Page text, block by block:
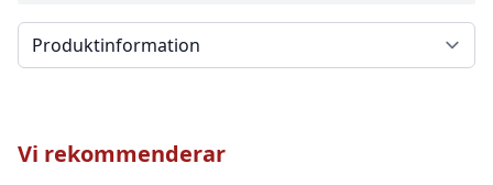
Välj en flik
Vi rekommenderar